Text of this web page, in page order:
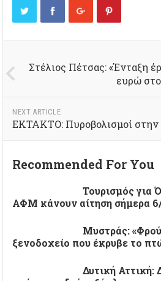
Στέλιος Πέτσας: «Ένταξη
ευρώ
NEXT ARTICLE
EKTAKTO: Πυροβολισμοί
Recommended For You
Τουρισμός για
ΑΦΜ κάνουν αίτηση σήμερα
Μυστράς:
ξενοδοχείο που έκρυβε το
Δυτική Αττική: